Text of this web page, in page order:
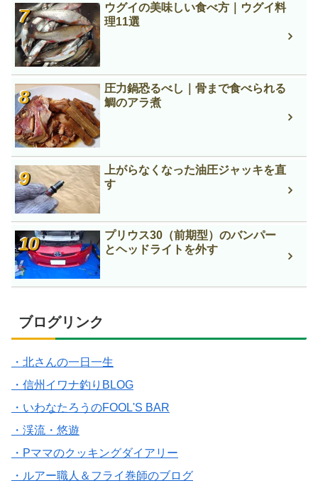
ウグイの美味しい食べ方｜ウグイ料
理11選
圧力鍋恐るべし｜骨まで食べられる
鯛のアラ煮
上がらなくなった油圧ジャッキを直
す
プリウス30（前期型）のバンパー
とヘッドライトを外す
ブログリンク
・北さんの一日一生
・信州イワナ釣りBLOG
・いわなたろうのFOOL'S BAR
・渓流・悠遊
・Pママのクッキングダイアリー
・ルアー職人＆フライ巻師のブログ